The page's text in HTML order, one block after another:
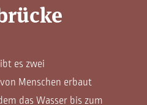
es zwei
Menschen erbaut
das Wasser bis zum